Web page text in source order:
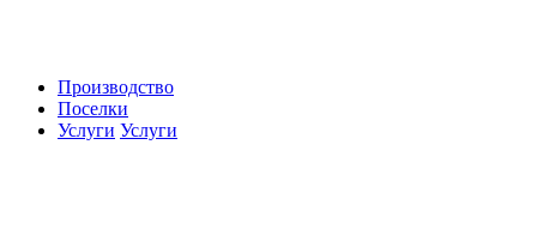
Производство
Поселки
Услуги Услуги